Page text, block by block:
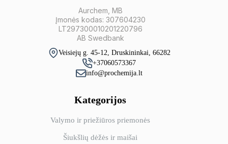
Aurchem, MB
Įmonės kodas: 307604230
LT297300010201220796
AB Swedbank
Veisiejų g. 45-12, Druskininkai, 66282
+37060573367
info@prochemija.lt
Kategorijos
Valymo ir priežiūros priemonės
Šiukšlių dėžės ir maišai